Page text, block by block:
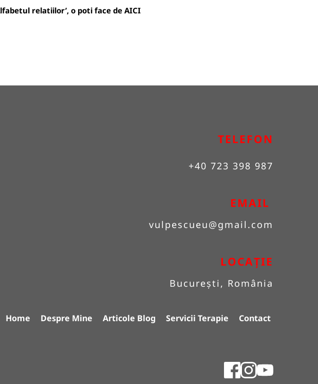
relatiilor’, o poti face de AICI
TELEFON
+40 723 398 987
EMAIL
vulpescueu@gmail.com
LOCAȚIE
București, România
Home Despre Mine Articole Blog Servicii Terapie Contact